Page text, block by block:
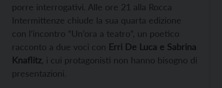
porre interrogativi. Alle ore 21 alla Rocca
Intermittenze chiude la sua quarta edizione
con l’incontro ”Un’ora a teatro”, un poetico
racconto a due voci con Erri De Luca e Sabrina
Knaflitz , i cui protagonisti non hanno bisogno di
presentazioni.